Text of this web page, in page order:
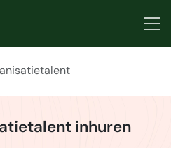
inhuren